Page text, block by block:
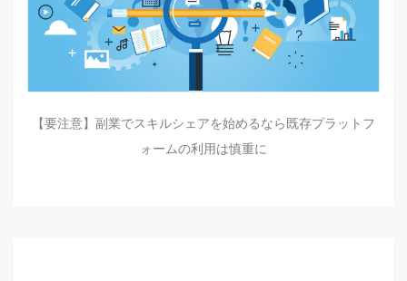
【要注意】副業でスキルシェアを始めるなら既存プラットフ
ォームの利用は慎重に